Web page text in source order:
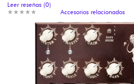
Sintetizadores & samplers
Grabación
★ ★ ★ ★ ★
★ ★ ★ ★ ★
Leer reseñas (0)
Accesorios relacionados